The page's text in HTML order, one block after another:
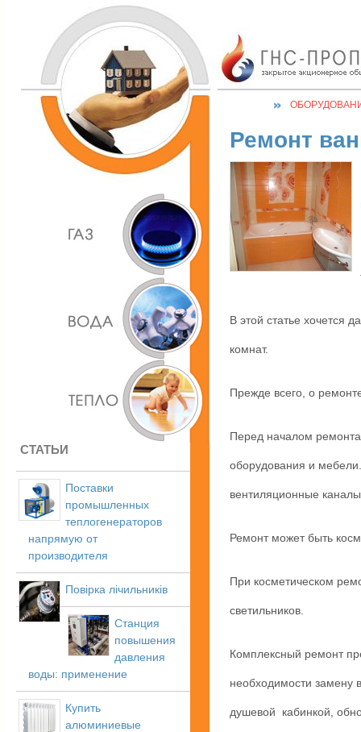
СТАТЬИ
Поставки
промышленных
теплогенераторов
напрямую от
производителя
Повірка лічильників
Станция
повышения
давления
воды: применение
Купить
алюминиевые
Ремонт
В этой статье хочется
комнат.
Прежде всего, о
Перед началом
оборудования и
вентиляционные
Ремонт может быть
При косметическом
светильников.
Комплексный ремонт
необходимости замену
душевой кабинкой,